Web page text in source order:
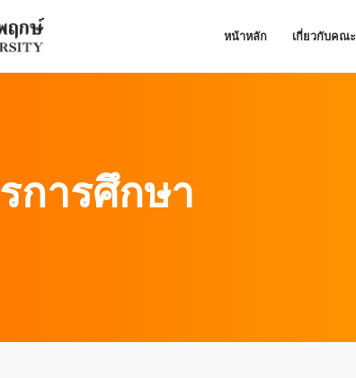
หน้าหลัก เกี่ยวกับคณะ
การศึกษา